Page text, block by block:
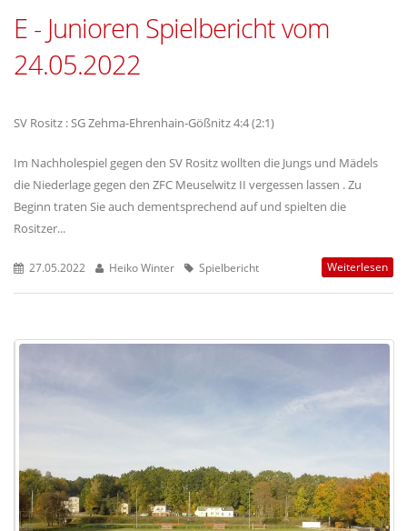
E - Junioren Spielbericht vom
24.05.2022
SV Rositz : SG Zehma-Ehrenhain-Gößnitz 4:4 (2:1)
Im Nachholespiel gegen den SV Rositz wollten die Jungs und Mädels
die Niederlage gegen den ZFC Meuselwitz II vergessen lassen . Zu
Beginn traten Sie auch dementsprechend auf und spielten die
Rositzer...
27.05.2022 Heiko Winter Spielbericht Weiterlesen